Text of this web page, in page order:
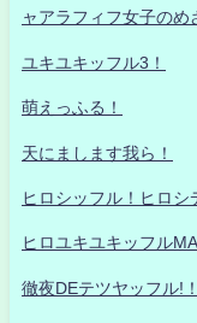
ャアラフィフ女子の
ユキユキッフル3！
萌えっふる！
天にまします我ら！
ヒロシッフル！ヒロシ
ヒロユキユキッフル
徹夜DEテツヤッフル!